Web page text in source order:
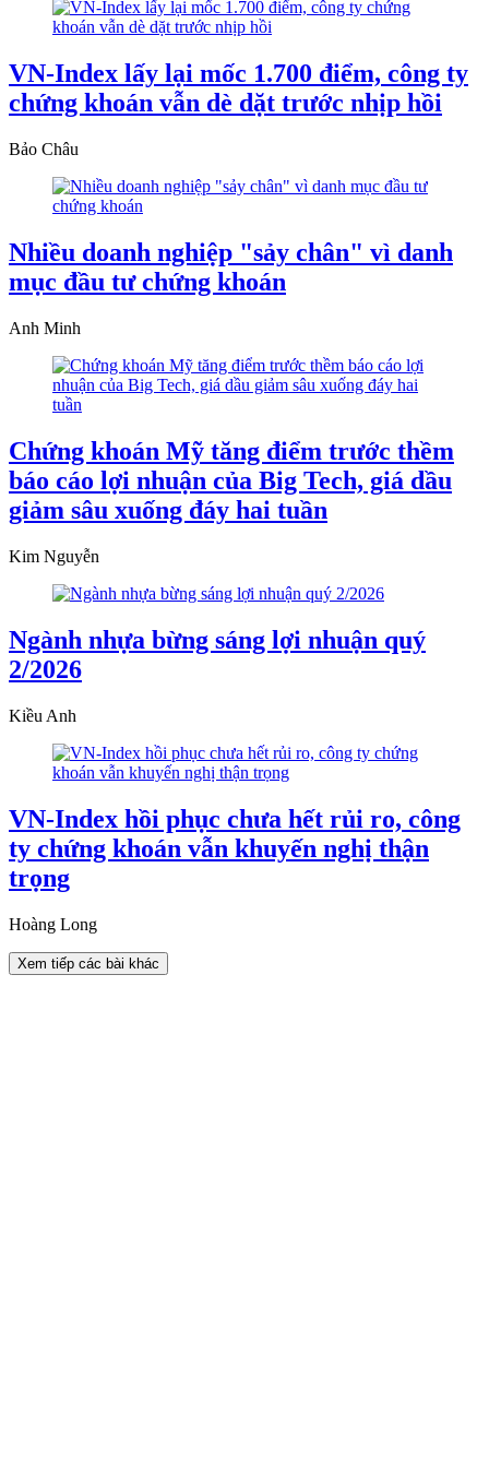
VN-Index lấy lại mốc 1.700 điểm, công ty
chứng khoán vẫn dè dặt trước nhịp hồi
Bảo Châu
Nhiều doanh nghiệp "sảy chân" vì danh
mục đầu tư chứng khoán
Anh Minh
Chứng khoán Mỹ tăng điểm trước thềm
báo cáo lợi nhuận của Big Tech, giá dầu
giảm sâu xuống đáy hai tuần
Kim Nguyễn
Ngành nhựa bừng sáng lợi nhuận quý
2/2026
Kiều Anh
VN-Index hồi phục chưa hết rủi ro, công
ty chứng khoán vẫn khuyến nghị thận
trọng
Hoàng Long
Xem tiếp các bài khác